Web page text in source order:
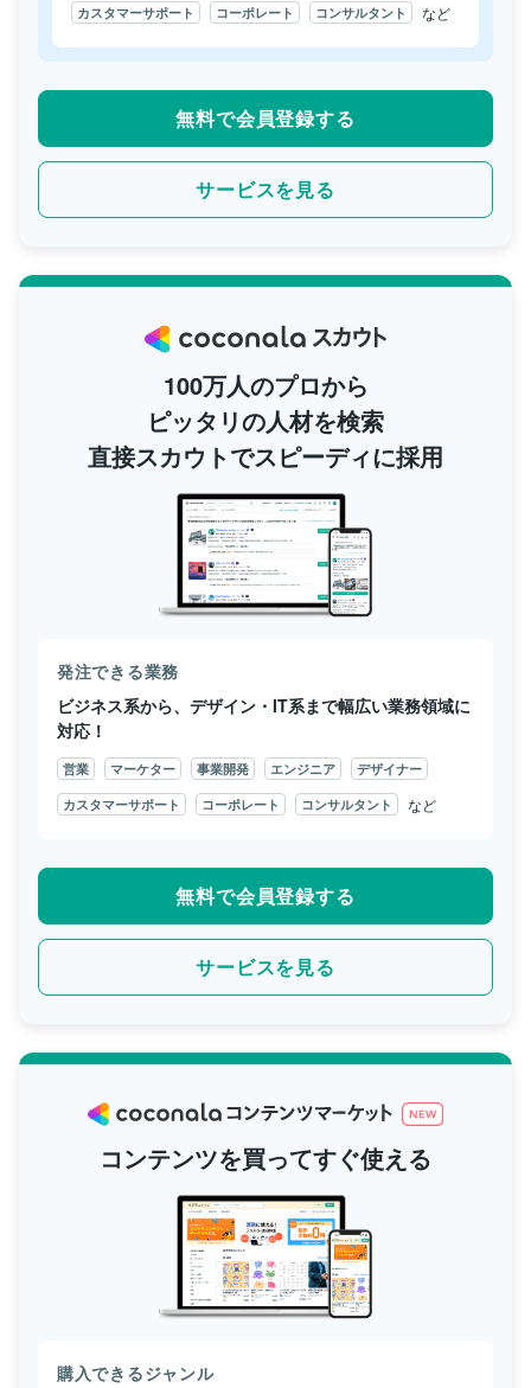
カスタマーサポート コーポレート コンサルタント など
無料で会員登録する
サービスを見る
100万人のプロから
ピッタリの人材を検索
直接スカウトでスピーディに採用
発注できる業務
ビジネス系から、デザイン・IT系まで幅広い業務領域に
対応！
営業 マーケター 事業開発 エンジニア デザイナー
カスタマーサポート コーポレート コンサルタント など
無料で会員登録する
サービスを見る
コンテンツを買ってすぐ使える
購入できるジャンル